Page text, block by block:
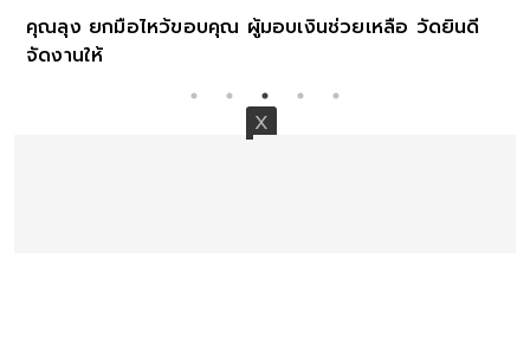
มือไหว้ขอบคุณ ผู้มอบเงินช่วยเหลือ วัดยินดี
ครูสังเกต